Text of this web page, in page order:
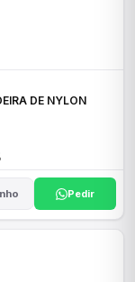
DE NYLON
Pedir